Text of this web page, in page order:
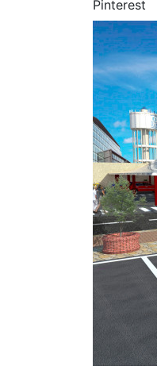
Pinterest